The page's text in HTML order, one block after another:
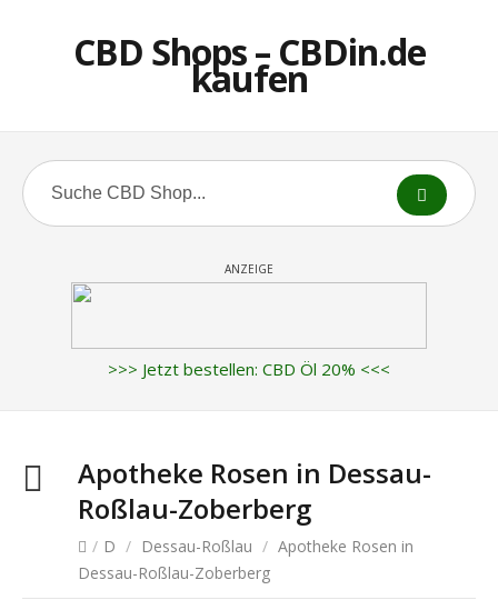
CBD Shops – CBDin.de
kaufen
ANZEIGE
>>> Jetzt bestellen: CBD Öl 20% <<<
Apotheke Rosen in Dessau-
Roßlau-Zoberberg
/ D / Dessau-Roßlau / Apotheke Rosen in
Dessau-Roßlau-Zoberberg